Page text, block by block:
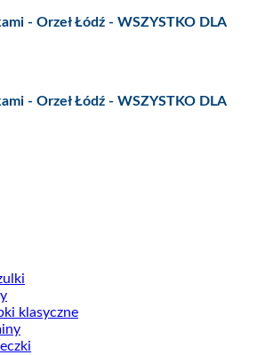
- Orzeł Łódź - WSZYSTKO DLA
- Orzeł Łódź - WSZYSTKO DLA
klasyczne